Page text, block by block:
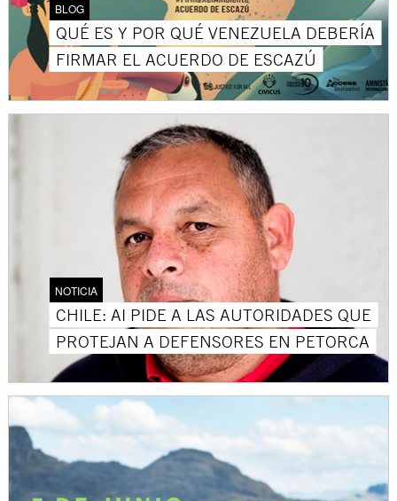
BLOG
QUÉ ES Y POR QUÉ VENEZUELA DEBERÍA
FIRMAR EL ACUERDO DE ESCAZÚ
NOTICIA
CHILE: AI PIDE A LAS AUTORIDADES QUE
PROTEJAN A DEFENSORES EN PETORCA